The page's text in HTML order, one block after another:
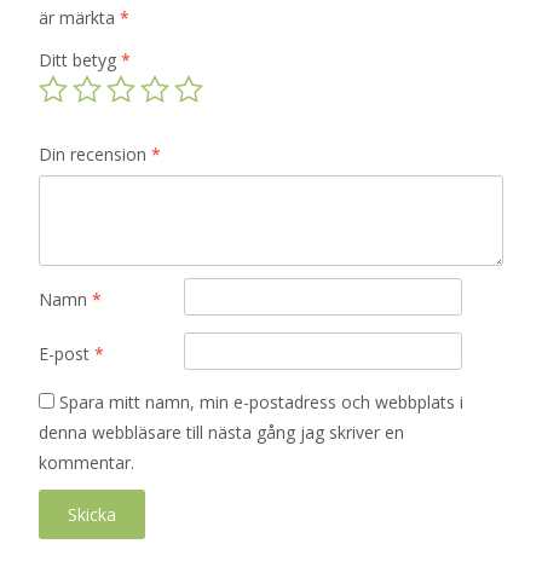
är märkta *
Ditt betyg *
Din recension *
Namn *
E-post *
Spara mitt namn, min e-postadress och webbplats i
denna webbläsare till nästa gång jag skriver en
kommentar.